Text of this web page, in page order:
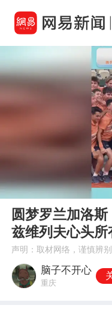
00:00
圆梦罗兰加洛
兹维列夫心头所
声明：取材网络，谨慎辨别
脑子不开心
重庆